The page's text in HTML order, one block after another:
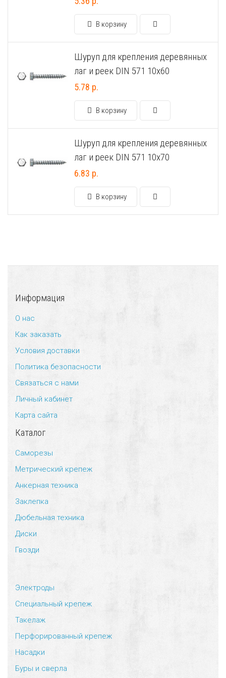
Универсальный дюбель потай и с бортом
Универсальный распорный дюбель с петельным крюком RUO
Универсальный распорный дюбель с потолочным крюком RUС
Универсальный распорный дюбель с простым крюком RUL
Фасадный анкер “Wkret-met”
Шпатель фасадный нержавеющий, зубчатый 8х8мм
В корзину
Шуруп для крепления деревянных
лаг и реек DIN 571 10х60
5.78 р.
В корзину
Шуруп для крепления деревянных
лаг и реек DIN 571 10х70
6.83 р.
В корзину
Информация
О нас
Как заказать
Условия доставки
Политика безопасности
Связаться с нами
Личный кабинет
Карта сайта
Каталог
Саморезы
Метрический крепеж
Анкерная техника
Заклепка
Дюбельная техника
Диски
Гвозди
Электроды
Специальный крепеж
Такелаж
Перфорированный крепеж
Насадки
Буры и сверла